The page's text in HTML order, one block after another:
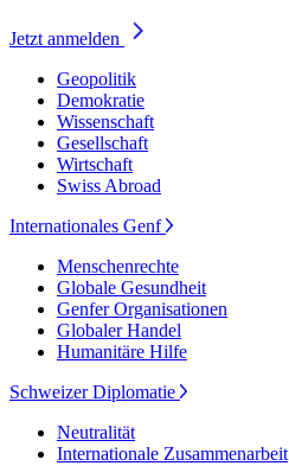
Jetzt anmelden
Geopolitik
Demokratie
Wissenschaft
Gesellschaft
Wirtschaft
Swiss Abroad
Internationales Genf
Menschenrechte
Globale Gesundheit
Genfer Organisationen
Globaler Handel
Humanitäre Hilfe
Schweizer Diplomatie
Neutralität
Internationale Zusammenarbeit